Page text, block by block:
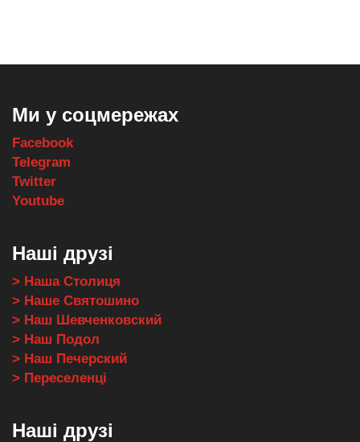
Ми у соцмережах
Facebook
Telegram
Twitter
Youtube
Наші друзі
> Наша Столиця
> Наше Святошино
> Наш Шевченковский
> Наш Подол
> Наш Печерский
> Переселенці
Наші друзі